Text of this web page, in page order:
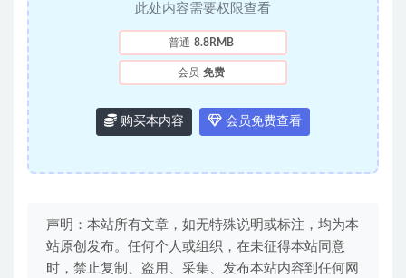
此处内容需要权限查看
普通 8.8RMB
会员 免费
购买本内容 会员免费查看
声明：本站所有文章，如无特殊说明或标注，均为本
站原创发布。任何个人或组织，在未征得本站同意
时，禁止复制、盗用、采集、发布本站内容到任何网